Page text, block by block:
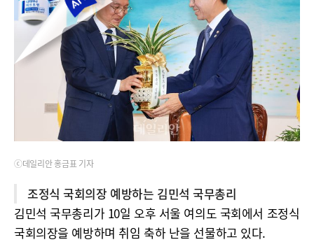
ⓒ데일리안 홍금표 기자
조정식 국회의장 예방하는 김민석 국무총리
김민석 국무총리가 10일 오후 서울 여의도 국회에서 조정식
국회의장을 예방하며 취임 축하 난을 선물하고 있다.